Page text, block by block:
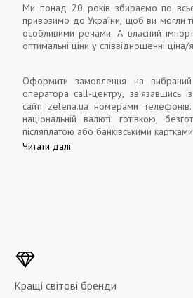
Ми понад 20 років збираємо по
привозимо до України, щоб ви могли
особливими речами. А власний
оптимальні ціни у співвідношенні ціна/
Оформити замовлення на
оператора call-центру, зв'язавшись
сайті zelena.ua номерами
національній валюті: готівкою,
післяплатою або банківськими
Читати далі
Кращі світові бренди